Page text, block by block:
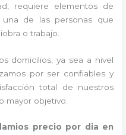
requiere elementos de
de las personas que
o trabajo.
domicilios, ya sea a nivel
por ser confiables y
total de nuestros
mayor objetivo.
precio por dia en